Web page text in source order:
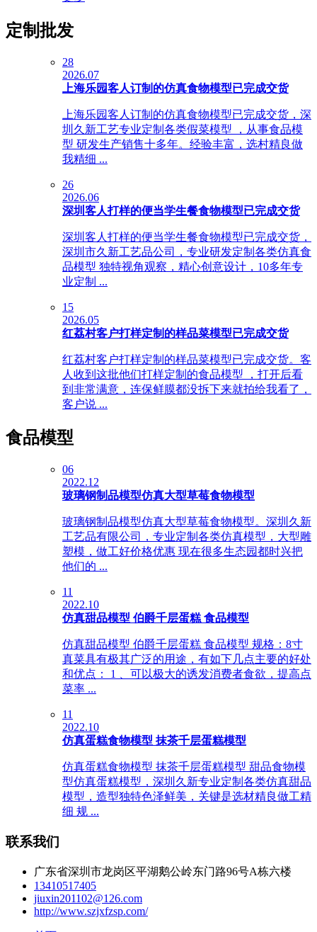
定制批发
28
2026.07
上海乐园客人订制的仿真食物模型已完成交货
上海乐园客人订制的仿真食物模型已完成交货，深
圳久新工艺专业定制各类假菜模型 ，从事食品模
型 研发生产销售十多年。经验丰富，选村精良做
我精细 ...
26
2026.06
深圳客人打样的便当学生餐食物模型已完成交货
深圳客人打样的便当学生餐食物模型已完成交货，
深圳市久新工艺品公司，专业研发定制各类仿真食
品模型 独特视角观察，精心创意设计，10多年专
业定制 ...
15
2026.05
红荔村客户打样定制的样品菜模型已完成交货
红荔村客户打样定制的样品菜模型已完成交货。客
人收到这批他们打样定制的食品模型 ，打开后看
到非常满意，连保鲜膜都没拆下来就拍给我看了，
客户说 ...
食品模型
06
2022.12
玻璃钢制品模型仿真大型草莓食物模型
玻璃钢制品模型仿真大型草莓食物模型。深圳久新
工艺品有限公司，专业定制各类仿真模型，大型雕
塑模，做工好价格优惠 现在很多生态园都时兴把
他们的 ...
11
2022.10
仿真甜品模型 伯爵千层蛋糕 食品模型
仿真甜品模型 伯爵千层蛋糕 食品模型 规格：8寸
真菜具有极其广泛的用途，有如下几点主要的好处
和优点： 1 、可以极大的诱发消费者食欲，提高点
菜率 ...
11
2022.10
仿真蛋糕食物模型 抹茶千层蛋糕模型
仿真蛋糕食物模型 抹茶千层蛋糕模型 甜品食物模
型仿真蛋糕模型，深圳久新专业定制各类仿真甜品
模型，造型独特色泽鲜美，关键是选材精良做工精
细 规 ...
联系我们
广东省深圳市龙岗区平湖鹅公岭东门路96号A栋六楼
13410517405
jiuxin201102@126.com
http://www.szjxfzsp.com/